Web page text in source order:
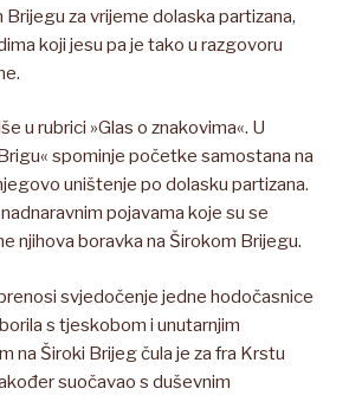
Brijegu za vrijeme dolaska partizana,
koji jesu pa je tako u razgovoru
u rubrici »Glas o znakovima«. U
spominje početke samostana na
uništenje po dolasku partizana.
pojavama koje su se
njihova boravka na Širokom Brijegu.
svjedočenje jedne hodočasnice
s tjeskobom i unutarnjim
na Široki Brijeg čula je za fra Krstu
suočavao s duševnim